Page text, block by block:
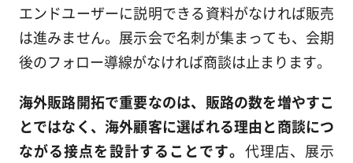
エンドユーザーに説明できる資料がなければ販売
は進みません。展示会で名刺が集まっても、会期
後のフォロー導線がなければ商談は止まります。
海外販路開拓で重要なのは、販路の数を増やすこ
とではなく、海外顧客に選ばれる理由と商談につ
ながる接点を設計することです。 代理店、展示